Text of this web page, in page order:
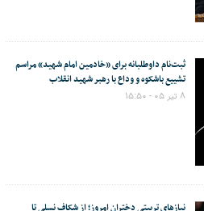
ثبت‌نام داوطلبانه برای «خادمین امام شهید» مراسم
تشییع باشکوه و وداع با رهبر شهید انقلاب
۸ تیر ۰۵ - ۱۵:۵۰